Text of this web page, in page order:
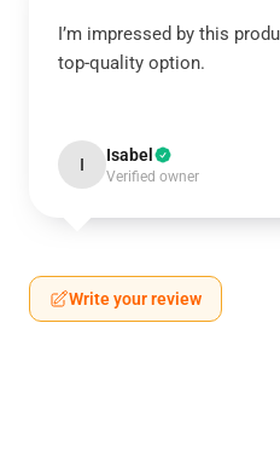
I’m impressed by this
top-quality option.
I Isabel
Verified owner
Write your review